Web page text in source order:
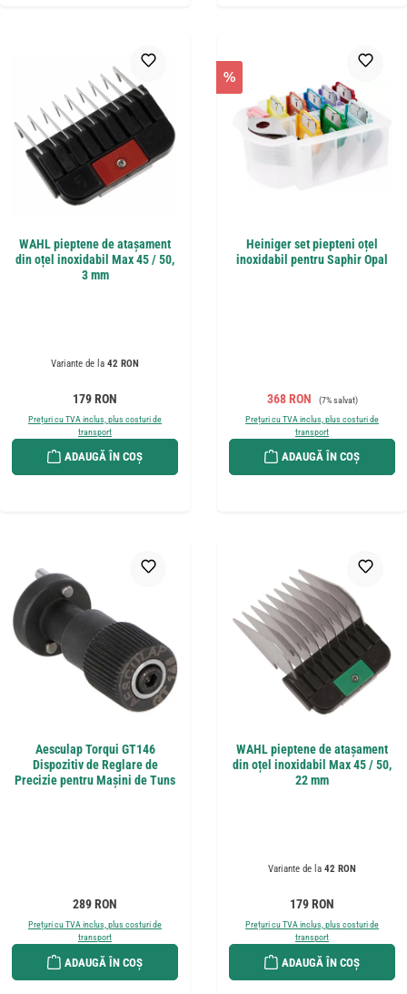
WAHL pieptene de atașament
din oțel inoxidabil Max 45 / 50,
3 mm
Variante de la 42 RON
Preț obișnuit:
179 RON
Prețuri cu TVA inclus, plus costuri de
transport
ADAUGĂ ÎN COȘ
%
Heiniger set piepteni oțel
inoxidabil pentru Saphir Opal
Preț de vânzare:
368 RON Preț obișnuit:
(7% salvat)
Prețuri cu TVA inclus, plus costuri de
transport
ADAUGĂ ÎN COȘ
Aesculap Torqui GT146
Dispozitiv de Reglare de
Precizie pentru Mașini de Tuns
Preț obișnuit:
289 RON
Prețuri cu TVA inclus, plus costuri de
transport
ADAUGĂ ÎN COȘ
WAHL pieptene de atașament
din oțel inoxidabil Max 45 / 50,
22 mm
Variante de la 42 RON
Preț obișnuit:
179 RON
Prețuri cu TVA inclus, plus costuri de
transport
ADAUGĂ ÎN COȘ